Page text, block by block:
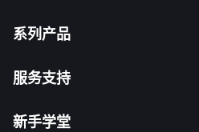
系列产品
服务支持
新手学堂